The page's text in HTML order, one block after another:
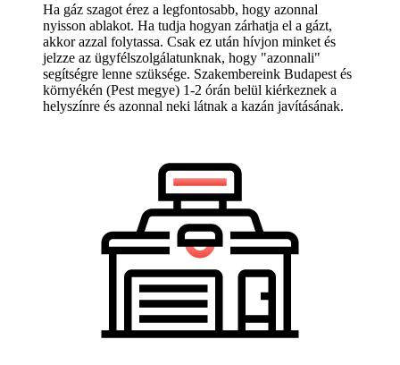
Ha gáz szagot érez a legfontosabb, hogy azonnal
nyisson ablakot. Ha tudja hogyan zárhatja el a gázt,
akkor azzal folytassa. Csak ez után hívjon minket és
jelzze az ügyfélszolgálatunknak, hogy "azonnali"
segítségre lenne szüksége. Szakembereink Budapest és
környékén (Pest megye) 1-2 órán belül kiérkeznek a
helyszínre és azonnal neki látnak a kazán javításának.